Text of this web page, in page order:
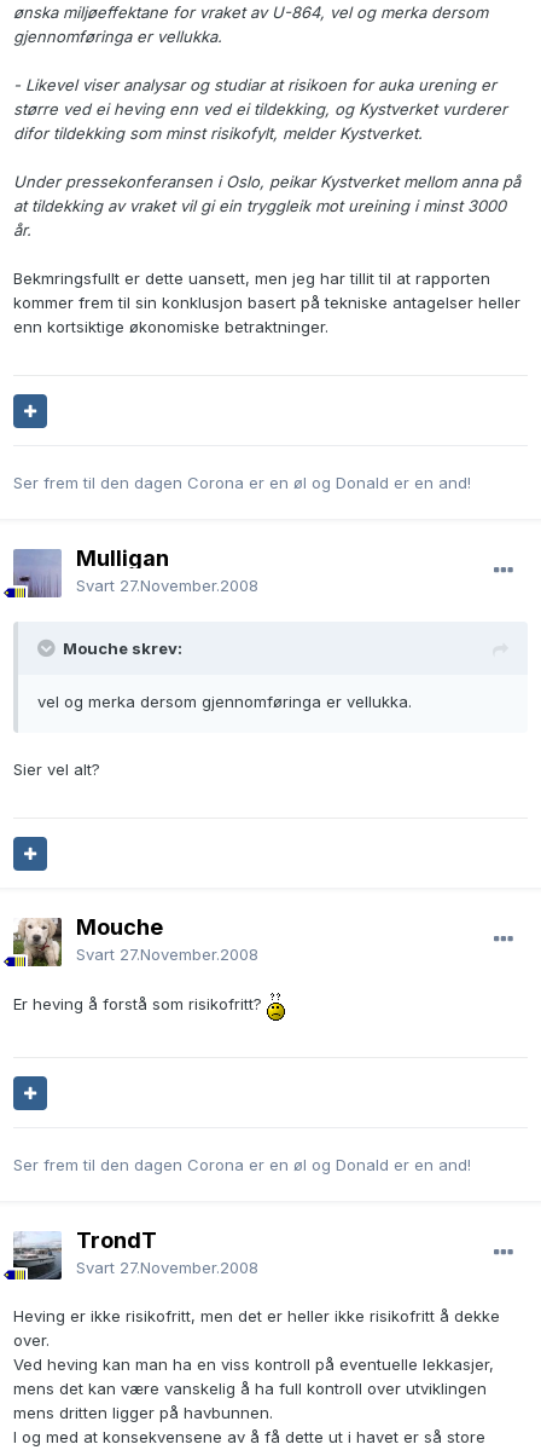
ønska miljøeffektane for vraket av U-864, vel og merka dersom
gjennomføringa er vellukka.
- Likevel viser analysar og studiar at risikoen for auka urening er
større ved ei heving enn ved ei tildekking, og Kystverket vurderer
difor tildekking som minst risikofylt, melder Kystverket.
Under pressekonferansen i Oslo, peikar Kystverket mellom anna på
at tildekking av vraket vil gi ein tryggleik mot ureining i minst 3000
år.
Bekmringsfullt er dette uansett, men jeg har tillit til at rapporten
kommer frem til sin konklusjon basert på tekniske antagelser heller
enn kortsiktige økonomiske betraktninger.
Ser frem til den dagen Corona er en øl og Donald er en and!
Mulligan
Svart 27.November.2008
Mouche skrev:
vel og merka dersom gjennomføringa er vellukka.
Sier vel alt?
Mouche
Svart 27.November.2008
Er heving å forstå som risikofritt?
Ser frem til den dagen Corona er en øl og Donald er en and!
TrondT
Svart 27.November.2008
Heving er ikke risikofritt, men det er heller ikke risikofritt å dekke
over.
Ved heving kan man ha en viss kontroll på eventuelle lekkasjer,
mens det kan være vanskelig å ha full kontroll over utviklingen
mens dritten ligger på havbunnen.
I og med at konsekvensene av å få dette ut i havet er så store